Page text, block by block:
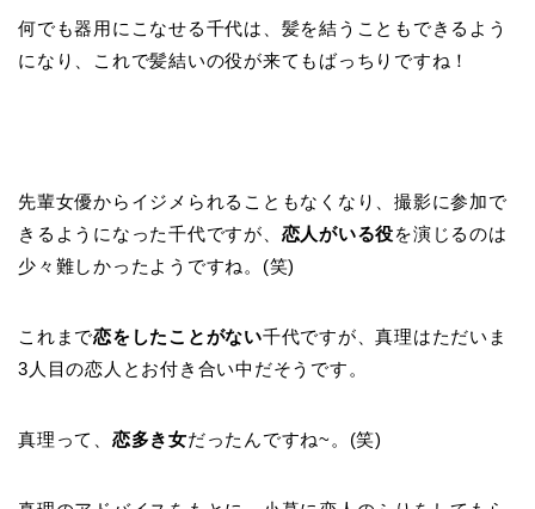
何でも器用にこなせる千代は、髪を結うこともできるよう
になり、これで髪結いの役が来てもばっちりですね！
先輩女優からイジメられることもなくなり、撮影に参加で
きるようになった千代ですが、 恋人がいる役を演じるのは
少々難しかったようですね。(笑)
これまで恋をしたことがない千代ですが、真理はただいま
3人目の恋人とお付き合い中だそうです。
真理って、 恋多き女だったんですね~。(笑)